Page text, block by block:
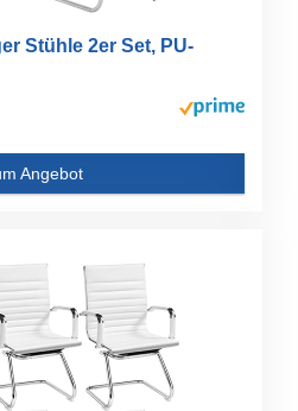
Stühle 2er Set, PU-
Angebot